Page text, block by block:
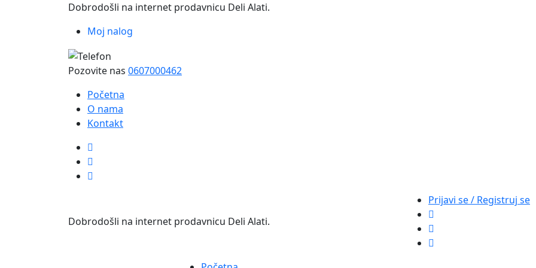
Dobrodošli na internet prodavnicu Deli Alati.
Moj nalog
Pozovite nas 0607000462
Početna
O nama
Kontakt
Dobrodošli na internet prodavnicu Deli Alati.
Prijavi se / Registruj se